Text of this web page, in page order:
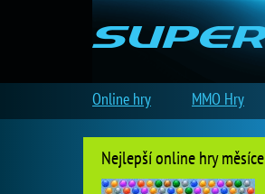
Nejlepší online hry měsíce
Online hry MMO Hry